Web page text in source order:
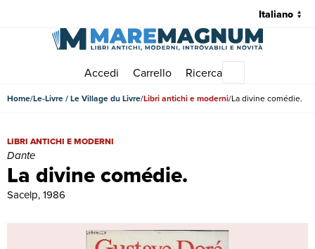
Accedi Carrello Ricerca
Home Le-Livre / Le Village du Livre Libri antichi e moderni La divine comédie.
La divine comédie.
La divine comédie. | Libri antichi e moderni | Dante
LIBRI ANTICHI E MODERNI
Dante
Sacelp, 1986